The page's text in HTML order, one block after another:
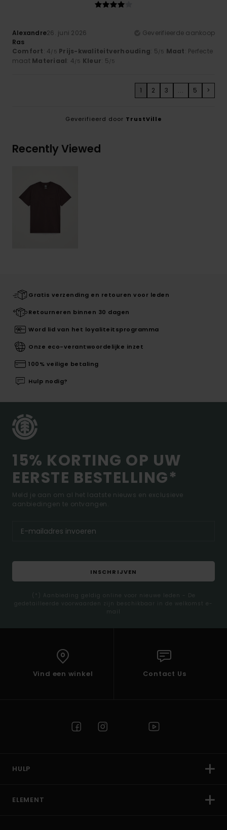
Alexandre26. juni 2026
Geverifieerde aankoop
Ras
Comfort: 4/5 Prijs-kwaliteitverhouding: 5/5 Maat: Perfecte
maat Materiaal: 4/5 Kleur: 5/5
1 2 3 ... 5 >
Geverifieerd door TrustVille
Recently Viewed
Gratis verzending en retouren voor leden
Retourneren binnen 30 dagen
Word lid van het loyaliteitsprogramma
Onze eco-verantwoordelijke inzet
100% veilige betaling
Hulp nodig?
15% KORTING OP UW
EERSTE BESTELLING*
Meld je aan om al het laatste nieuws en exclusieve
aanbiedingen te ontvangen.
INSCHRIJVEN
(*) Aanbieding geldig online voor nieuwe leden - De
gedetailleerde voorwaarden zijn beschikbaar in de welkomst e-
mail
Vind een winkel Contact Us
HULP
ELEMENT